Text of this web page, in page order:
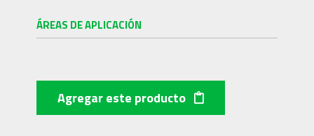
ÁREAS DE APLICACIÓN
Agregar este producto